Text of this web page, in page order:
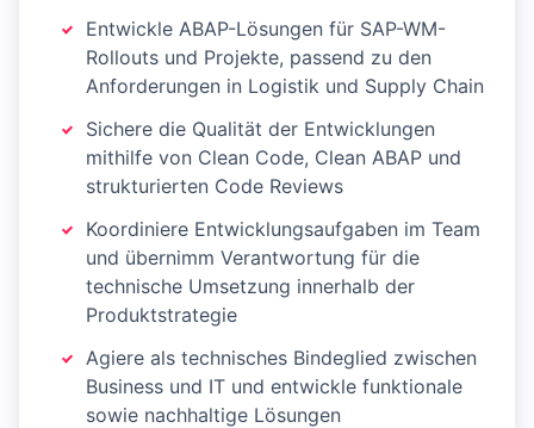
Entwickle ABAP-Lösungen für SAP-WM-
Rollouts und Projekte, passend zu den
Anforderungen in Logistik und Supply Chain
Sichere die Qualität der Entwicklungen
mithilfe von Clean Code, Clean ABAP und
strukturierten Code Reviews
Koordiniere Entwicklungsaufgaben im Team
und übernimm Verantwortung für die
technische Umsetzung innerhalb der
Produktstrategie
Agiere als technisches Bindeglied zwischen
Business und IT und entwickle funktionale
sowie nachhaltige Lösungen